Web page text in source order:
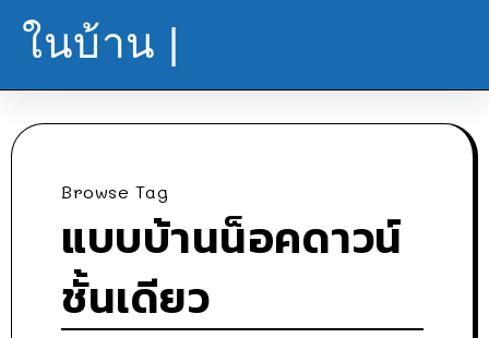
ในบ้าน |
Browse Tag
แบบบ้านน็อคดาวน์
ชั้นเดียว